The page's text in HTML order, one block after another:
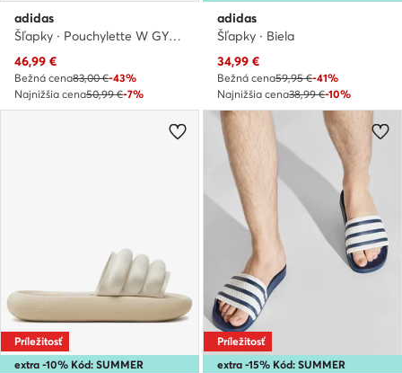
adidas
Šľapky · Pouchylette W GY1009 · Oranžová
Aktuálna cena
46,99 €
Bežná cena83,00 €-43%
Najnižšia cena50,99 €-7%
adidas
Šľapky · Biela
Aktuálna cena
34,99 €
Bežná cena59,95 €-41%
Najnižšia cena38,99 €-10%
extra -10% Kód: SUMMER
Príležitosť
extra -15% Kód: SUMMER
Príležitosť